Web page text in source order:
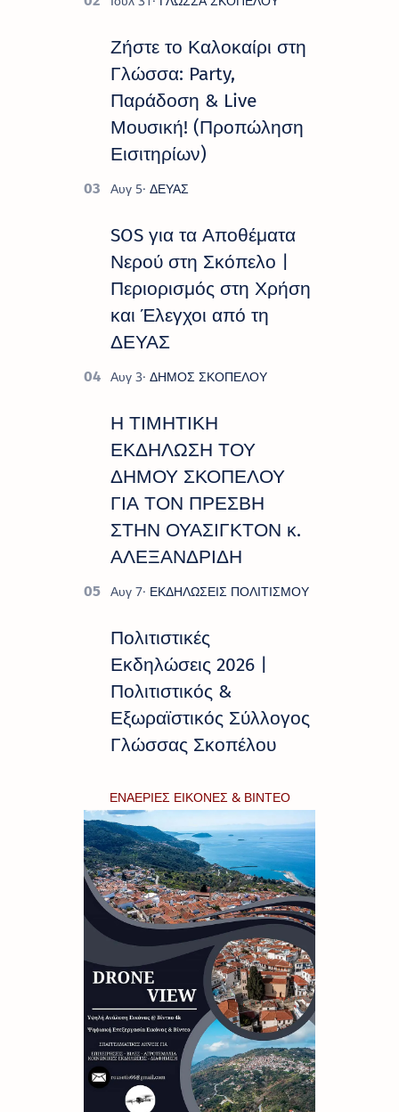
πλούσιο και πολυσυλλεκτικό
πρόγραμμα εκδ…
Ζήστε το Καλοκαίρι στη
Γλώσσα: Party,
Παράδοση & Live
Μουσική! (Προπώληση
Εισιτηρίων)
SOS για τα Αποθέματα
Νερού στη Σκόπελο |
Περιορισμός στη Χρήση
και Έλεγχοι από τη
ΔΕΥΑΣ
Η ΤΙΜΗΤΙΚΗ
ΕΚΔΗΛΩΣΗ ΤΟΥ
ΔΗΜΟΥ ΣΚΟΠΕΛΟΥ
ΓΙΑ ΤΟΝ ΠΡΕΣΒΗ
ΣΤΗΝ ΟΥΑΣΙΓΚΤΟΝ κ.
ΑΛΕΞΑΝΔΡΙΔΗ
Πολιτιστικές
Εκδηλώσεις 2026 |
Πολιτιστικός &
Εξωραϊστικός Σύλλογος
Γλώσσας Σκοπέλου
ΕΝΑΕΡΙΕΣ ΕΙΚΟΝΕΣ & ΒΙΝΤΕΟ